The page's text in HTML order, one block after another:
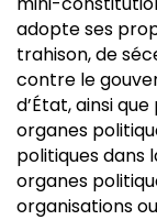
adopte ses
trahison, de
contre le
d’État, ainsi
organes
politiques dans
organes
organisations